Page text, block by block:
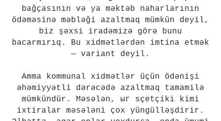
bağçasının və ya məktəb naharlarının
ödəməsinə məbləği azaltmaq mümkün deyil,
biz şəxsi iradəmizə görə bunu
bacarmırıq. Bu xidmətlərdən imtina etmək
— variant deyil.
Amma kommunal xidmətlər üçün ödənişi
əhəmiyyətli dərəcədə azaltmaq tamamilə
mümkündür. Məsələn, ыг sçetçiki kimi
ixtiralar məsələni çox yüngülləşdirir.